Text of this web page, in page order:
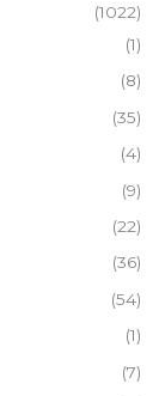
(1022)
(1)
(8)
(35)
(4)
(9)
(22)
(36)
(54)
(1)
(7)